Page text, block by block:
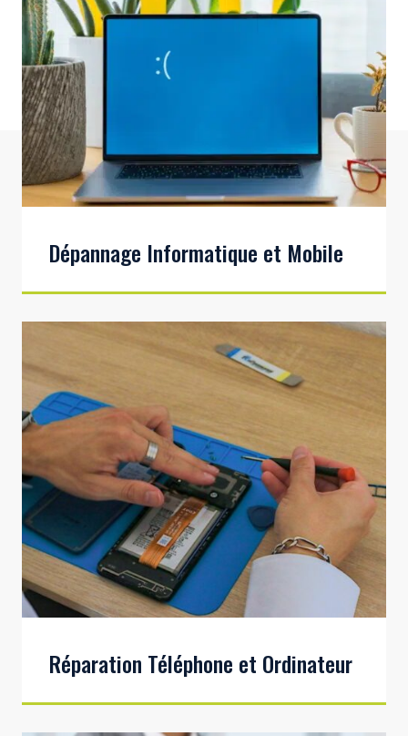
Dépannage Informatique et Mobile
Réparation Téléphone et Ordinateur